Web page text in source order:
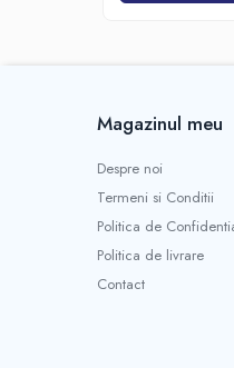
Magazinul meu
Despre noi
Termeni si Conditii
Politica de
Politica de livrare
Contact